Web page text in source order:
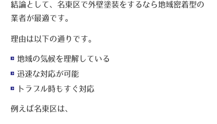
結論として、名東区で外壁塗装をするなら地域密着型の
業者が最適です。
理由は以下の通りです。
地域の気候を理解している
迅速な対応が可能
トラブル時もすぐ対応
例えば名東区は、